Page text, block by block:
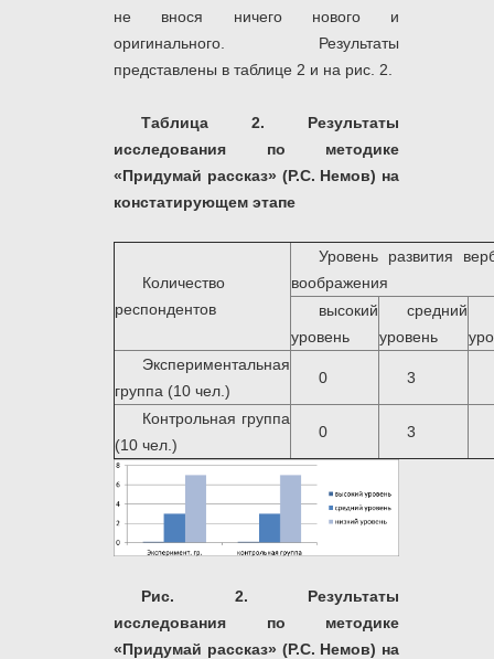
не внося ничего нового и
оригинального. Результаты
представлены в таблице 2 и на рис. 2.
Таблица 2. Результаты
исследования по методике
«Придумай рассказ» (Р.С. Немов) на
констатирующем этапе
Количество
респондентов
Уровень развития
воображения
высокий
уровень
средний
уровень
Экспериментальная
группа (10 чел.)
0 3
Контрольная группа
(10 чел.)
0 3
Рис. 2.
Результаты
исследования по методике
«Придумай рассказ» (Р.С. Немов) на